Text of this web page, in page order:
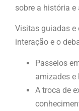
sobre a história e
Visitas guiadas e
interação e o
Passeios
amizades
A troca de